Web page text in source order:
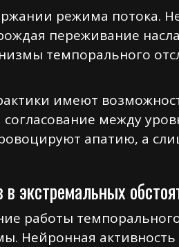
режима потока.
переживание
темпорального
имеют
между
апатию, а
экстремальных
работы
Нейронная активность